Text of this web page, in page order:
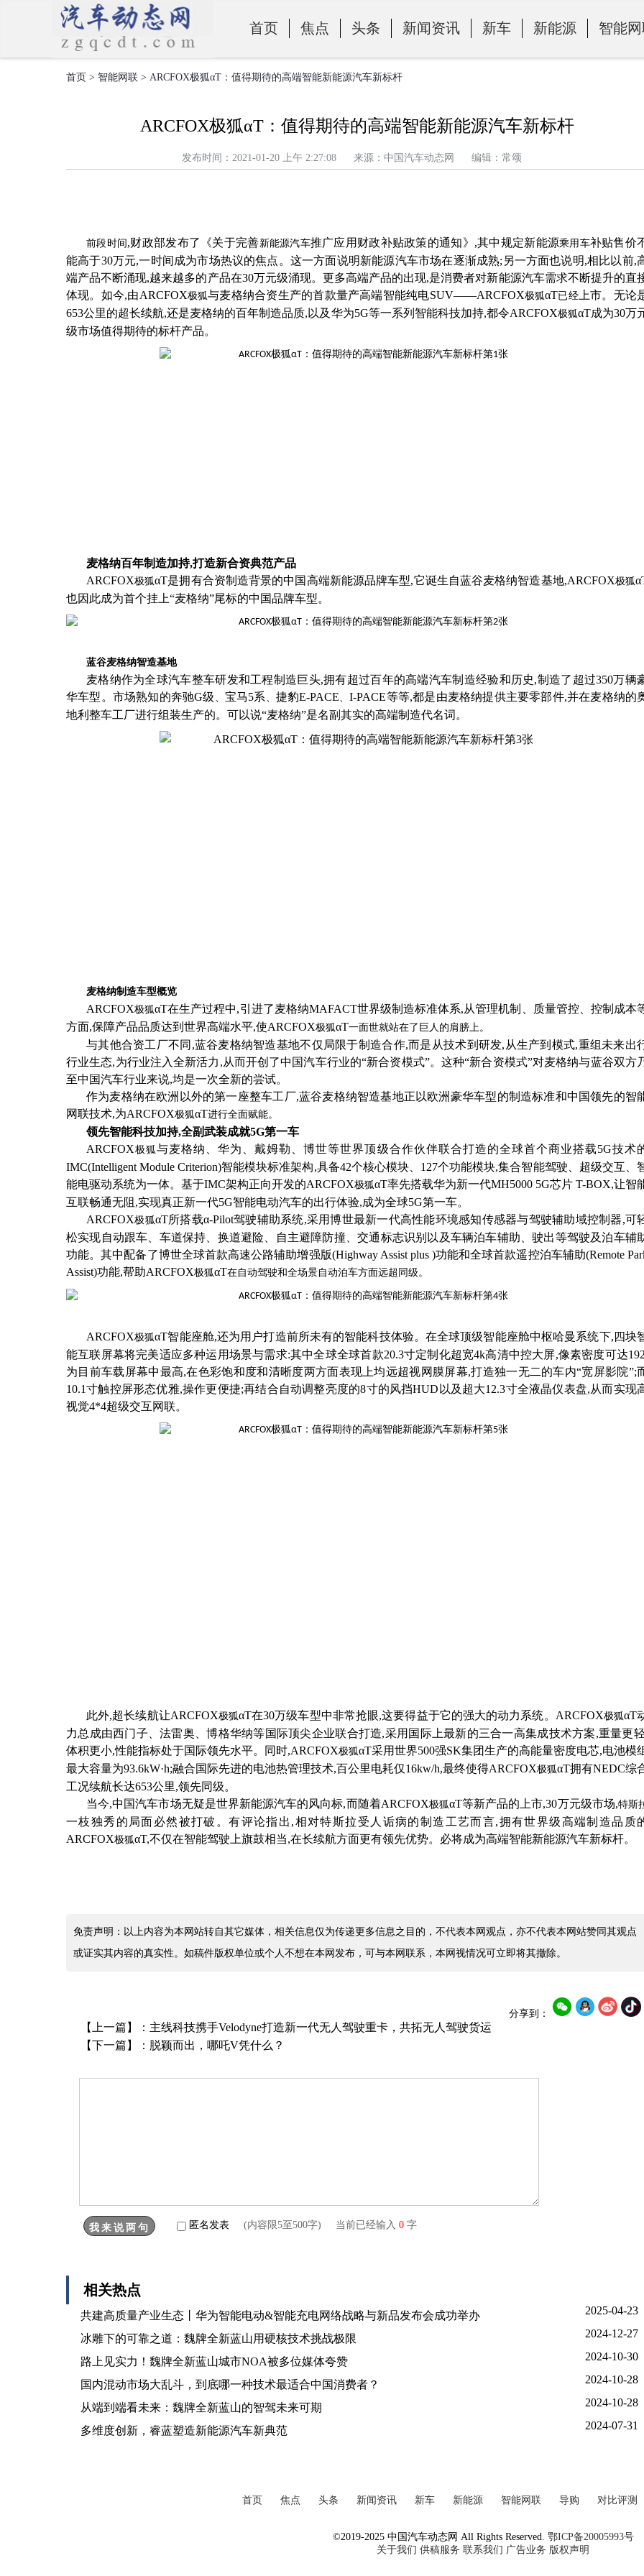
首页 焦点 头条 新闻资讯 新车 新能源 智能
零部件
首页 > 智能网联 > ARCFOX极狐αT：值得期待的高端智能新能源汽车新标杆
ARCFOX极狐αT：值得期待的高端智能新能源汽车新标杆
发布时间：2021-01-20 上午 2:27:08 来源：中国汽车动态网 编辑：常颂
前段时间 ,财政部发布了《关于完善新能源汽车推广应用财政补贴政策的通知》 ,其中规定新能源乘用车补贴售价
能高于30万元,一时间成为市场热议的焦点。这一方面说明新能源汽车市场在逐渐成熟;另一方面也说明,相比以前,
端产品不断涌现,越来越多的产品在30万元级涌现。更多高端产品的出现,是消费者对新能源汽车需求不断提升的直
体现。如今,由ARCFOX极狐与麦格纳合资生产的首款量产高端智能纯电SUV——ARCFOX极狐αT已经上市。无论
653公里的超长续航,还是麦格纳的百年制造品质,以及华为5G等一系列智能科技加持,都令ARCFOX极狐αT成为30万
级市场值得期待的标杆产品。
麦格纳百年制造加持,打造新合资典范产品
ARCFOX极狐αT是拥有合资制造背景的中国高端新能源品牌车型,它诞生自蓝谷麦格纳智造基地,ARCFOX极狐
也因此成为首个挂上“麦格纳”尾标的中国品牌车型。
蓝谷麦格纳智造基地
麦格纳作为全球汽车整车研发和工程制造巨头,拥有超过百年的高端汽车制造经验和历史,制造了超过350万辆
华车型。市场熟知的奔驰G级 、 宝马5系、 捷豹E-PACE、I-PACE等等,都是由麦格纳提供主要零部件,并在麦格纳的
地利整车工厂进行组装生产的。可以说“麦格纳”是名副其实的高端制造代名词。
麦格纳制造车型概览
ARCFOX极狐αT在生产过程中,引进了麦格纳MAFACT世界级制造标准体系,从管理机制、质量管控、控制成本
方面,保障产品品质达到世界高端水平,使ARCFOX极狐αT一面世就站在了巨人的肩膀上。
与其他合资工厂不同 ,蓝谷麦格纳智造基地不仅局限于制造合作,而是从技术到研发,从生产到模式,重组未来出
行业生态,为行业注入全新活力,从而开创了中国汽车行业的“新合资模式”。这种“新合资模式”对麦格纳与蓝谷双方
至中国汽车行业来说,均是一次全新的尝试。
作为麦格纳在欧洲以外的第一座整车工厂,蓝谷麦格纳智造基地正以欧洲豪华车型的制造标准和中国领先的智
网联技术,为ARCFOX极狐αT进行全面赋能。
领先智能科技加持,全副武装成就5G第一车
ARCFOX极狐与麦格纳、华为、戴姆勒、博世等世界顶级合作伙伴联合打造的全球首个商业搭载5G技术
IMC(Intelligent Module Criterion)智能模块标准架构,具备42个核心模块、127个功能模块,集合智能驾驶、超级交互、
能电驱动系统为一体。基于IMC架构正向开发的ARCFOX极狐αT率先搭载华为新一代MH5000 5G芯片 T-BOX,让智
互联畅通无阻,实现真正新一代5G智能电动汽车的出行体验,成为全球5G第一车。
ARCFOX极狐αT所搭载α-Pilot驾驶辅助系统,采用博世最新一代高性能环境感知传感器与驾驶辅助域控制器,可
松实现自动跟车、车道保持、换道避险、自主避障防撞、交通标志识别以及车辆泊车辅助、驶出等驾驶及泊车辅
功能。其中配备了博世全球首款高速公路辅助增强版(Highway Assist plus )功能和全球首款遥控泊车辅助(Remote
Assist)功能,帮助ARCFOX极狐αT在自动驾驶和全场景自动泊车方面远超同级。
ARCFOX极狐αT智能座舱,还为用户打造前所未有的智能科技体验。在全球顶级智能座舱中枢哈曼系统下,四块
能互联屏幕将完美适应多种运用场景与需求:其中全球全球首款20.3寸定制化超宽4k高清中控大屏,像素密度可达
为目前车载屏幕中最高,在色彩饱和度和清晰度两方面表现上均远超视网膜屏幕,打造独一无二的车内“宽屏影院”;
10.1寸触控屏形态优雅,操作更便捷;再结合自动调整亮度的8寸的风挡HUD以及超大12.3寸全液晶仪表盘,从而实现
视觉4*4超级交互网联。
此外,超长续航让ARCFOX极狐αT在30万级车型中非常抢眼,这要得益于它的强大的动力系统。 ARCFOX极狐αT
力总成由西门子、法雷奥、博格华纳等国际顶尖企业联合打造,采用国际上最新的三合一高集成技术方案,重量更
体积更小,性能指标处于国际领先水平。同时,ARCFOX极狐αT采用世界500强SK集团生产的高能量密度电芯,电池模
最大容量为93.6kW·h;融合国际先进的电池热管理技术,百公里电耗仅16kw/h,最终使得ARCFOX极狐αT拥有NEDC综
工况续航长达653公里,领先同级。
当今,中国汽车市场无疑是世界新能源汽车的风向标,而随着ARCFOX极狐αT等新产品的上市,30万元级市场,特斯
一枝独秀的局面必然被打破。有评论指出 ,相对特斯拉受人诟病的制造工艺而言,拥有世界级高端制造品质
ARCFOX极狐αT,不仅在智能驾驶上旗鼓相当,在长续航方面更有领先优势。必将成为高端智能新能源汽车新标杆。
免责声明：以上内容为本网站转自其它媒体，相关信息仅为传递更多信息之目的，不代表本网观点，亦不代表本网站赞同其观点
或证实其内容的真实性。如稿件版权单位或个人不想在本网发布，可与本网联系，本网视情况可立即将其撤除。
分享到：
【上一篇】： 主线科技携手Velodyne打造新一代无人驾驶重卡，共拓无人驾驶货运
【下一篇】： 脱颖而出，哪吒V凭什么？
匿名发表 (内容限5至500字) 当前已经输入 0 字
相关热点
共建高质量产业生态丨华为智能电动&智能充电网络战略与新品发布会成功举办 2025-04-23
冰雕下的可靠之道：魏牌全新蓝山用硬核技术挑战极限 2024-12-27
路上见实力！魏牌全新蓝山城市NOA被多位媒体夸赞 2024-10-30
国内混动市场大乱斗，到底哪一种技术最适合中国消费者？ 2024-10-28
从端到端看未来：魏牌全新蓝山的智驾未来可期 2024-10-28
多维度创新，睿蓝塑造新能源汽车新典范 2024-07-31
首页 焦点 头条 新闻资讯 新车 新能源 智能网联 导购 对比评测
©2019-2025 中国汽车动态网 All Rights Reserved. 鄂ICP备20005993号
关于我们 供稿服务 联系我们 广告业务 版权声明